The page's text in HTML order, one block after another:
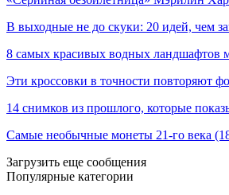
В выходные не до скуки: 20 идей, чем
8 самых красивых водных ландшафтов
Эти кроссовки в точности повторяют
14 снимков из прошлого, которые
Самые необычные монеты 21-го века
Загрузить еще сообщения
Популярные категории